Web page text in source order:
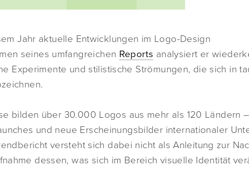
Jahr aktuelle Entwicklungen im Logo-Design
seines umfangreichen Reports analysiert er
Experimente und stilistische Strömungen, die sich in
bilden über 30.000 Logos aus mehr als 120 Ländern
und neue Erscheinungsbilder internationaler
versteht sich dabei nicht als Anleitung zur
dessen, was sich im Bereich visuelle Identität